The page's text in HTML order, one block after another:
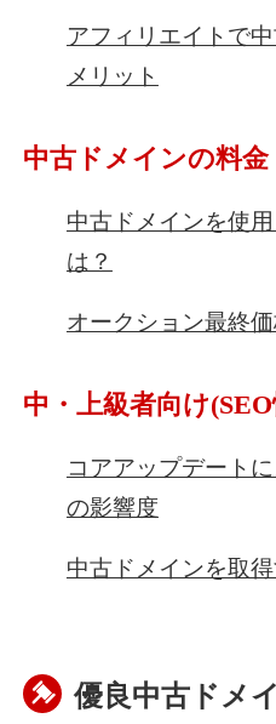
アフィリエイトで
メリット
中古ドメインの料金
中古ドメインを使
は？
オークション最終
中・上級者向け
コアアップデート
の影響度
中古ドメインを取
優良中古ドメ